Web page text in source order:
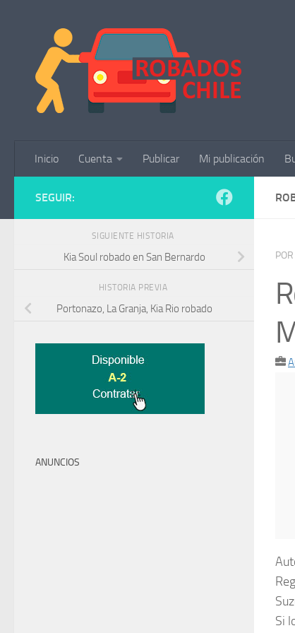
Inicio Cuenta Publicar Mi publicación
POR
Si
SEGUIR:
SIGUIENTE HISTORIA
Kia Soul robado en San Bernardo
HISTORIA PREVIA
Portonazo, La Granja, Kia Rio robado
ANUNCIOS